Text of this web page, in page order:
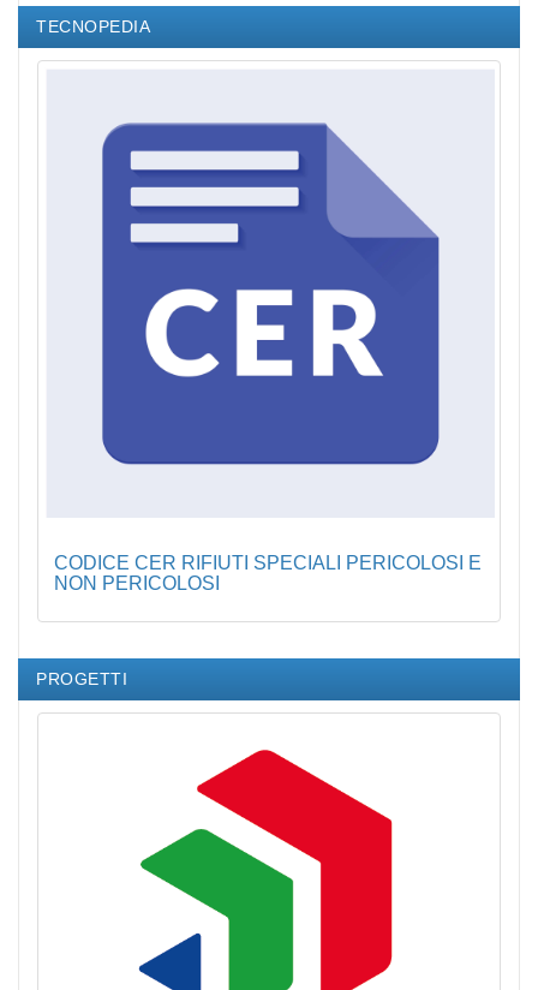
TECNOPEDIA
CODICE CER RIFIUTI SPECIALI PERICOLOSI E
NON PERICOLOSI
PROGETTI